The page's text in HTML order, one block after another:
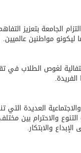
الجامعة بتعزيز
ليكونو مواطنين عالميين.
لغوص الطلاب في
العديدة
والاحترام بين
والابتكار.